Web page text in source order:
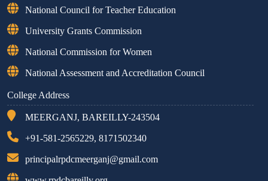
National Council for Teacher Education
University Grants Commission
National Commission for Women
National Assessment and Accreditation Council
College Address
MEERGANJ, BAREILLY-243504
+91-581-2565229, 8171502340
principalrpdcmeerganj@gmail.com